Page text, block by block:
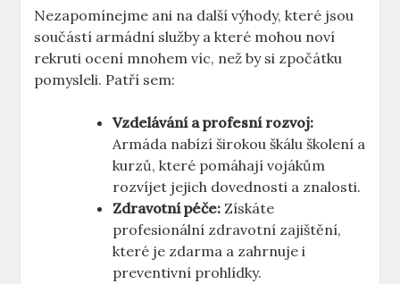
Nezapomínejme ani na další výhody, které jsou
součástí armádní služby a které mohou noví
rekruti ocení mnohem víc, než by si zpočátku
pomysleli. Patří sem:
Vzdelávání a profesní rozvoj:
Armáda nabízí širokou škálu školení a
kurzů, které pomáhají vojákům
rozvíjet jejich dovednosti a znalosti.
Zdravotní péče: Získáte
profesionální zdravotní zajištění,
které je zdarma a zahrnuje i
preventivní prohlídky.